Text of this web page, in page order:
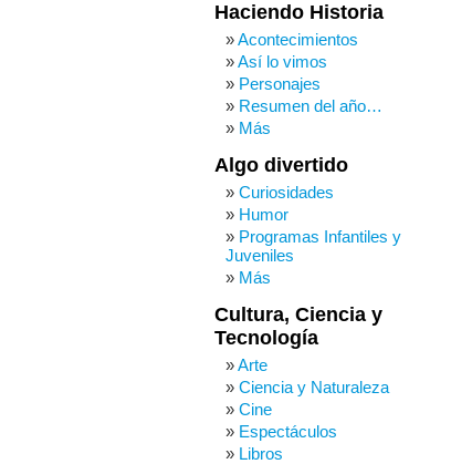
Haciendo Historia
Acontecimientos
Así lo vimos
Personajes
Resumen del año…
Más
Algo divertido
Curiosidades
Humor
Programas Infantiles y
Juveniles
Más
Cultura, Ciencia y
Tecnología
Arte
Ciencia y Naturaleza
Cine
Espectáculos
Libros